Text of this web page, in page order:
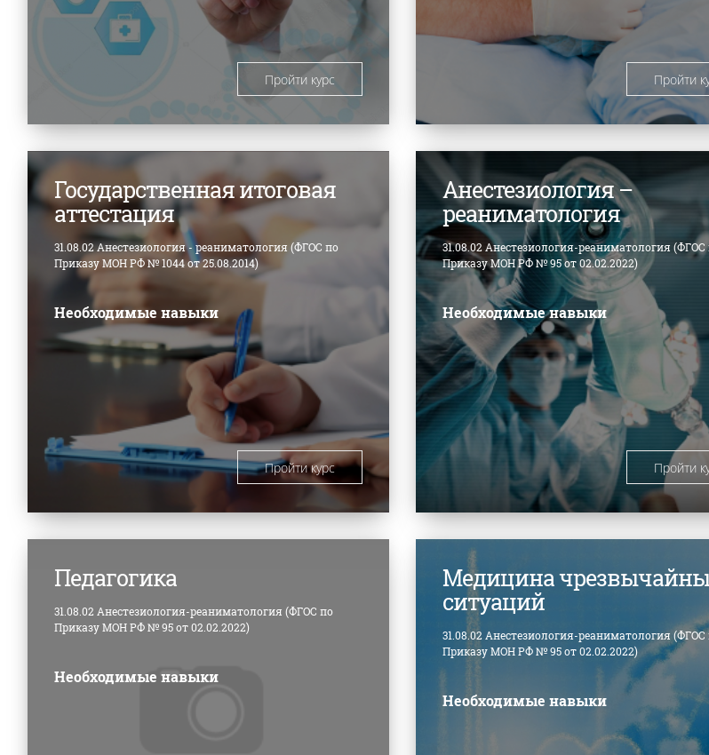
Пройти курс Пройти
Государственная итоговая
аттестация
31.08.02 Анестезиология - реаниматология (ФГОС по
Приказу МОН РФ № 1044 от 25.08.2014)
Необходимые навыки
Пройти курс
Анестезиология –
реаниматология
31.08.02 Анестезиология-реаниматология (ФГОС
Приказу МОН РФ № 95 от 02.02.2022)
Необходимые навыки
Пройти
Педагогика
31.08.02 Анестезиология-реаниматология (ФГОС по
Приказу МОН РФ № 95 от 02.02.2022)
Необходимые навыки
Медицина
ситуаций
31.08.02 Анестезиология-реаниматология (ФГОС
Приказу МОН РФ № 95 от 02.02.2022)
Необходимые навыки